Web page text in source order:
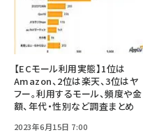
【ECモール利用実態】1位は
Amazon、2位は楽天、3位はヤ
フー。利用するモール、頻度や金
額、年代・性別など調査まとめ
2023年6月15日 7:00